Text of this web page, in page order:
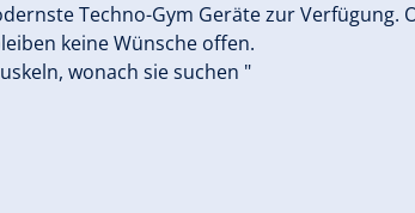
Techno-Gym Geräte zur Verfügung.
keine Wünsche offen.
wonach sie suchen "